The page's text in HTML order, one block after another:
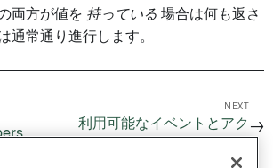
両方が値を 持っている 場合は何も返さ
通常通り進行します。
NEXT
利用可能なイベントとアク →